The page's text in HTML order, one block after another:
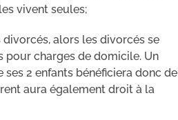
vivent seules;
divorcés, alors les divorcés se
charges de domicile. Un
2 enfants bénéficiera donc de
aura également droit à la